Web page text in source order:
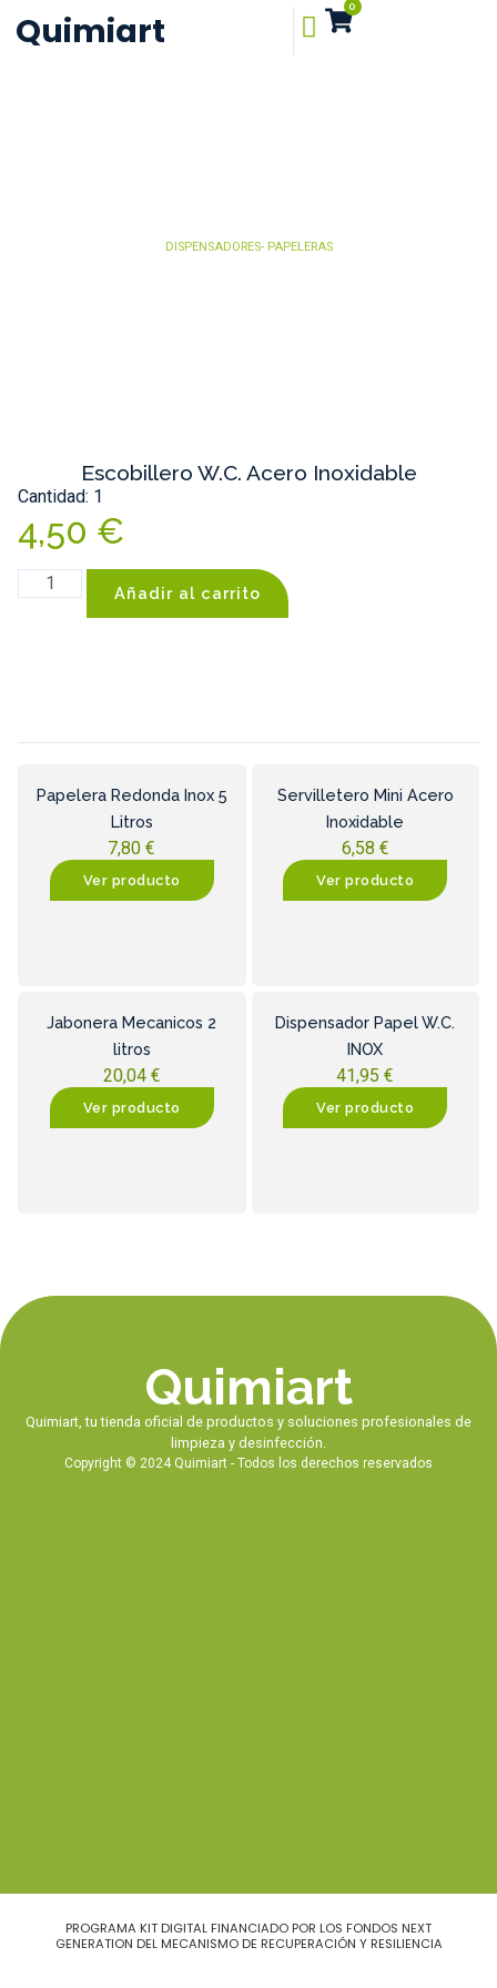
Quimiart
0
DISPENSADORES- PAPELERAS
Escobillero W.C. Acero Inoxidable
Cantidad: 1
4,50 €
Añadir al carrito
Papelera Redonda Inox 5
Litros
7,80€
Ver producto
Servilletero Mini Acero
Inoxidable
6,58 €
Ver producto
Jabonera Mecanicos 2
litros
20,04 €
Ver producto
Dispensador Papel W.C.
INOX
41,95€
Ver producto
Quimiart
Quimiart, tu tienda oficial de productos y soluciones profesionales de
limpieza y desinfección.
Copyright © 2024 Quimiart - Todos los derechos reservados
PROGRAMA KIT DIGITAL FINANCIADO POR LOS FONDOS NEXT
GENERATION DEL MECANISMO DE RECUPERACIÓN Y RESILIENCIA